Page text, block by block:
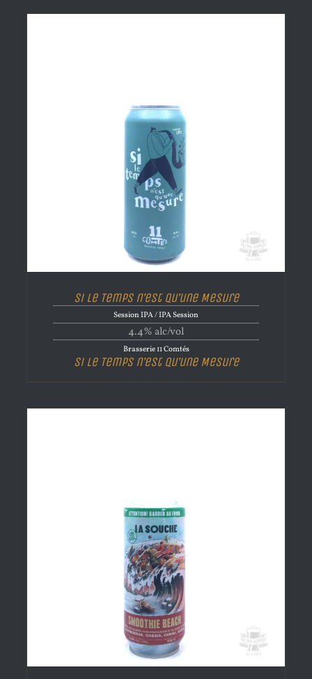
Si le Temps n’est qu’une Mesure
Session IPA / IPA Session
4.4% alc/vol
Brasserie 11 Comtés
Si le Temps n’est qu’une Mesure